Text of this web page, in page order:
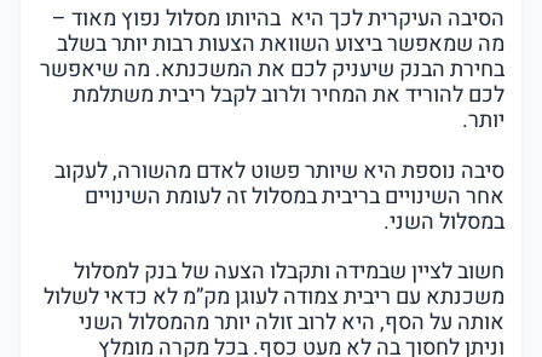
הסיבה העיקרית לכך היא בהיותו מסלול נפוץ מאוד –
מה שמאפשר ביצוע השוואת הצעות רבות יותר בשלב
בחירת הבנק שיעניק לכם את המשכנתא. מה שיאפשר
לכם להוריד את המחיר ולרוב לקבל ריבית משתלמת
יותר.
סיבה נוספת היא שיותר פשוט לאדם מהשורה, לעקוב
אחר השינויים בריבית במסלול זה לעומת השינויים
במסלול השני.
חשוב לציין שבמידה ותקבלו הצעה של בנק למסלול
משכנתא עם ריבית צמודה לעוגן מק”מ לא כדאי לשלול
אותה על הסף, היא לרוב זולה יותר מהמסלול השני
וניתן לחסוך בה לא מעט כסף. בכל מקרה מומלץ